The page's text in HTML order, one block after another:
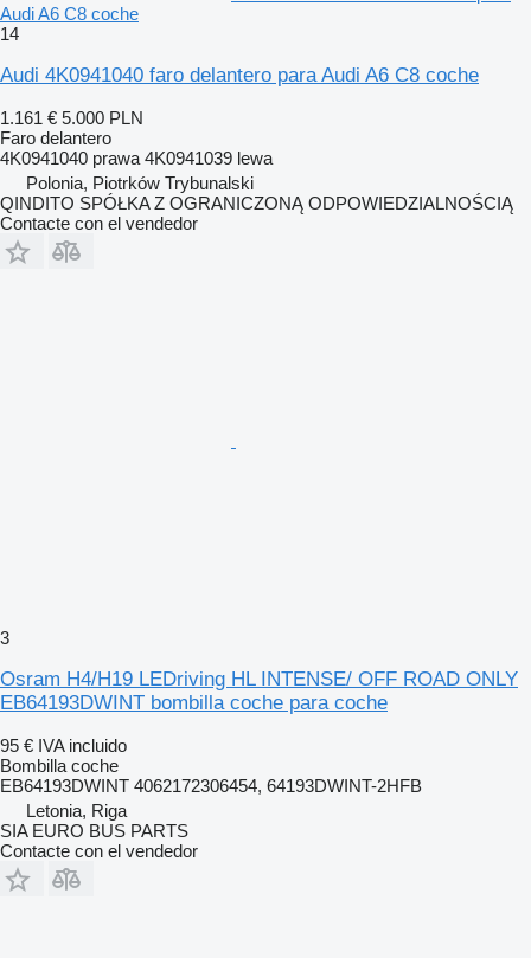
Audi A6 C8 coche
14
Audi 4K0941040 faro delantero para Audi A6 C8 coche
1.161 € 5.000 PLN
Faro delantero
4K0941040 prawa 4K0941039 lewa
Polonia, Piotrków Trybunalski
QINDITO SPÓŁKA Z OGRANICZONĄ ODPOWIEDZIALNOŚCIĄ
Contacte con el vendedor
3
Osram H4/H19 LEDriving HL INTENSE/ OFF ROAD ONLY
EB64193DWINT bombilla coche para coche
95 € IVA incluido
Bombilla coche
EB64193DWINT 4062172306454, 64193DWINT-2HFB
Letonia, Riga
SIA EURO BUS PARTS
Contacte con el vendedor